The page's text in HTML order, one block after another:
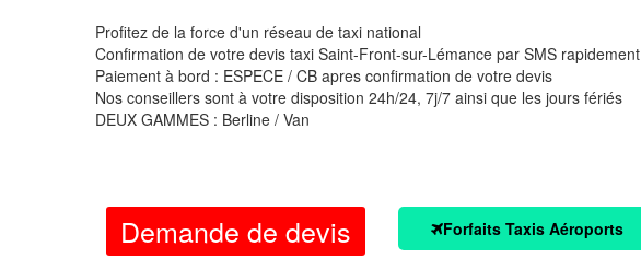
Profitez de la force d'un réseau de taxi national
Confirmation de votre devis taxi Saint-Front-sur-Lémance par SMS rapidement
Paiement à bord : ESPECE / CB apres confirmation de votre devis
Nos conseillers sont à votre disposition 24h/24, 7j/7 ainsi que les jours fériés
DEUX GAMMES : Berline / Van
Demande de devis Forfaits Taxis Aéroports